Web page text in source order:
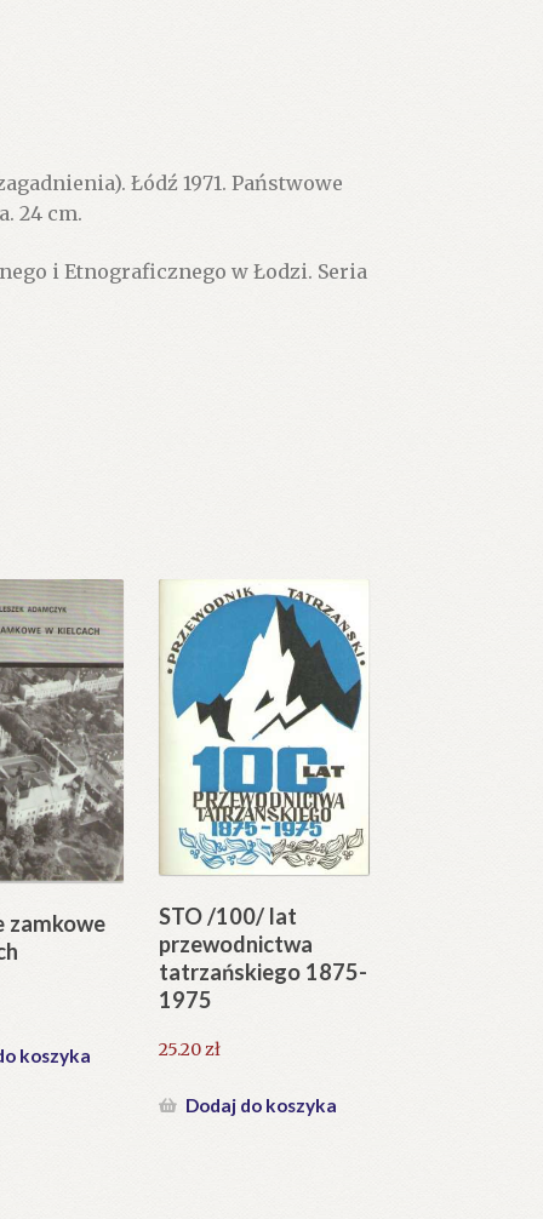
Łódź 1971. Państwowe
24 cm.
i Etnograficznego w Łodzi. Seria
zamkowe
koszyka
STO /100/ lat
przewodnictwa
tatrzańskiego 1875-
1975
25.20zł
Dodaj do koszyka